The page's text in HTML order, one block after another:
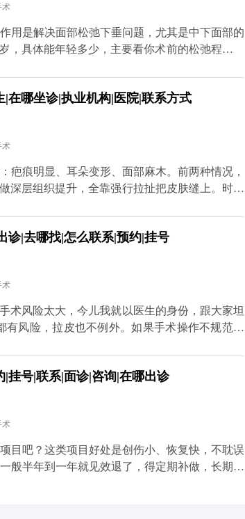
更紧致、更年轻。 当然了，拉皮也不是一劳永
护理、控制夸张表情、保持健康作息。毕竟手术
节，还需要靠日常维护来配合。 想知道更多关
（公众号、百家号、小红薯）预约面诊，详细
术
用是解决面部松弛下垂问题，尤其是中下面部的
，具体能年轻多少，主要看你术前的松弛程度、
子，之前有位50岁的求美者，她皮肤弹性还不
清楚，拉皮不是“换脸”，它不会改变你的五官基
保养，比如坚持防晒、保湿，配合适度的抗衰护
关于MCR复合提升术的问题，可以去官方媒体
细了解。
在哪坐诊|执业机构|医院|联系方式
术
疤痕明显、耳朵变形、面部麻木。前两种情况，
层组织提升，全靠强行拉扯把皮肤缝上。时间
会出现疤痕变宽、耳朵变形的问题。 但正规的
程度避免疤痕和耳朵变形的问题。 至于面部麻
慢慢恢复。只要医生操作规范，避开重要神经，
就是，拉皮的后遗症大多和手术方式不规范有
道更多关于MCR复合提升术的问题，可以去官
诊，详细了解。
诊|去哪找|怎么联系|预约|挂号
术
术风险太大，今儿我就以医生的身份，跟大家坦
风险，拉皮也不例外。如果手术操作不规范，
能损伤神经。比如有些朋友做完后耳朵变形、疤
用过度恐慌，在正规医院找经验丰富的医生操
。还会注意保护面部主要神经分支，避免不必要
的一步，就是选对正规医院和靠谱医生，这是
问题，可以去官方媒体平台（公众号、百家号、
挂号|联系|面诊|咨询|在哪出诊
术
目吧？这类项目好处是创伤小、恢复快，不耽误
半年到一年就见效退了，得定期补做，长期算
只把表面皮肤拉紧那么简单，核心是通过深层